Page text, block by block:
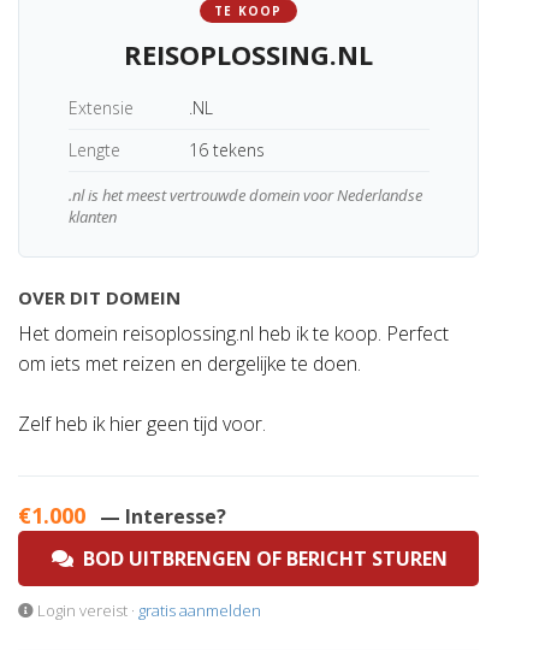
TE KOOP
REISOPLOSSING.NL
Extensie
.NL
Lengte
16 tekens
.nl is het meest vertrouwde domein voor Nederlandse
klanten
OVER DIT DOMEIN
Het domein reisoplossing.nl heb ik te koop. Perfect
om iets met reizen en dergelijke te doen.
Zelf heb ik hier geen tijd voor.
€1.000 — Interesse?
BOD UITBRENGEN OF BERICHT STUREN
Login vereist · gratis aanmelden